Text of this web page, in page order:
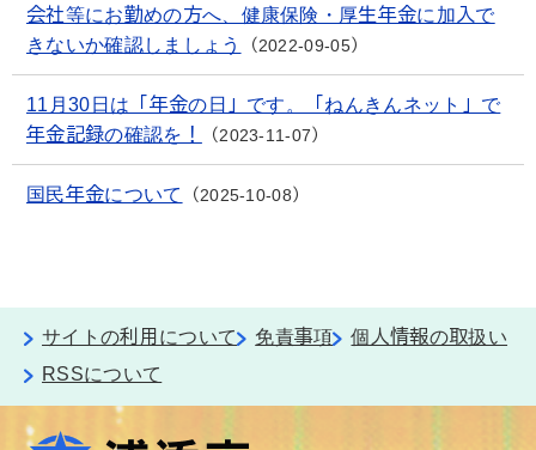
会社等にお勤めの方へ、健康保険・厚生年金に加入で
きないか確認しましょう
2022-09-05
11月30日は「年金の日」です。「ねんきんネット」で
年金記録の確認を！
2023-11-07
国民年金について 2025-10-08
サイトの利用について 免責事項
個人情報の取扱い
RSSについて